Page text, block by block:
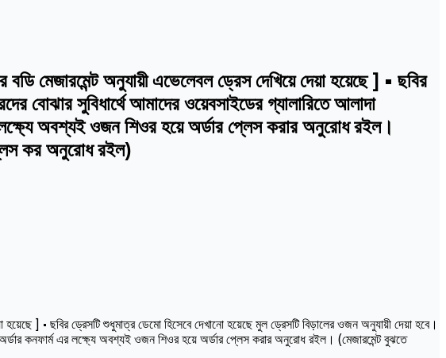
মেজারমেন্ট অনুযায়ী এভেলেবল ড্রেস দেখিয়ে দেয়া হয়েছে ] • ছবির
বোঝার সুবিধার্থে আমাদের ওয়েবসাইডের গ্যালারিতে আলাদা
অবশ্যই ওজন শিওর হয়ে অর্ডার প্লেস করার অনুরোধ রইল।
কর অনুরোধ রইল)
] • ছবির ড্রেসটি শুধুমাত্র ডেমো হিসেবে দেখানো হয়েছে মুল ড্রেসটি বিড়ালের ওজন অনুযায়ী দেয়া হবে।
কনফার্ম এর লক্ষ্যে অবশ্যই ওজন শিওর হয়ে অর্ডার প্লেস করার অনুরোধ রইল। (মেজারমেন্ট বুঝতে